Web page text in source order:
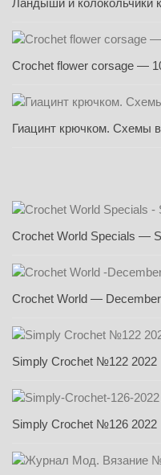
Ландыши и колокольчики
Crochet flower corsage —
Гиацинт крючком. Схемы
Crochet World Specials —
Crochet World —
Simply Crochet №122 2022
Simply Crochet №126 2022